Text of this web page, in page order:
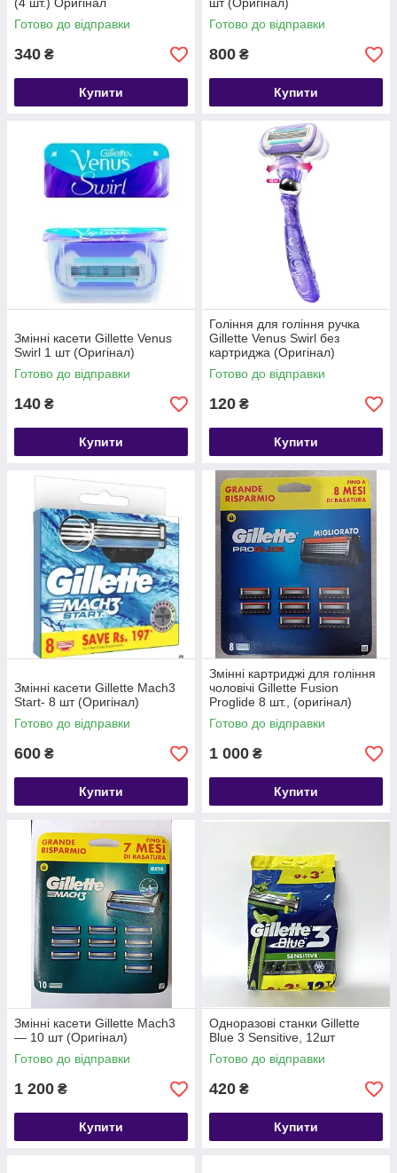
(4 шт.) Оригінал
Готово до відправки
340 ₴
Купити
шт (Оригінал)
Готово до відправки
800 ₴
Купити
Змінні касети Gillette Venus
Swirl 1 шт (Оригінал)
Готово до відправки
140 ₴
Купити
Гоління для гоління ручка
Gillette Venus Swirl без
картриджа (Оригінал)
Готово до відправки
120 ₴
Купити
Змінні касети Gillette Mach3
Start- 8 шт (Оригінал)
Готово до відправки
600 ₴
Купити
Змінні картриджі для гоління
чоловічі Gillette Fusion
Proglide 8 шт., (оригінал)
Готово до відправки
1 000 ₴
Купити
Змінні касети Gillette Mach3
— 10 шт (Оригінал)
Готово до відправки
1 200 ₴
Купити
Одноразові станки Gillette
Blue 3 Sensitive, 12шт
Готово до відправки
420 ₴
Купити